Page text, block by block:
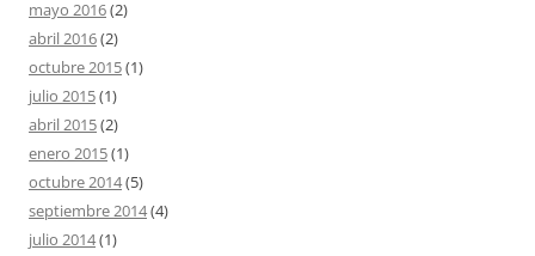
mayo 2016(2)
abril 2016(2)
octubre 2015(1)
julio 2015(1)
abril 2015(2)
enero 2015(1)
octubre 2014(5)
septiembre 2014(4)
julio 2014(1)